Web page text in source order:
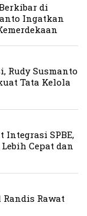
di
Ingatkan
Rudy Susmanto
Tata Kelola
Integrasi SPBE,
Cepat dan
Rawat